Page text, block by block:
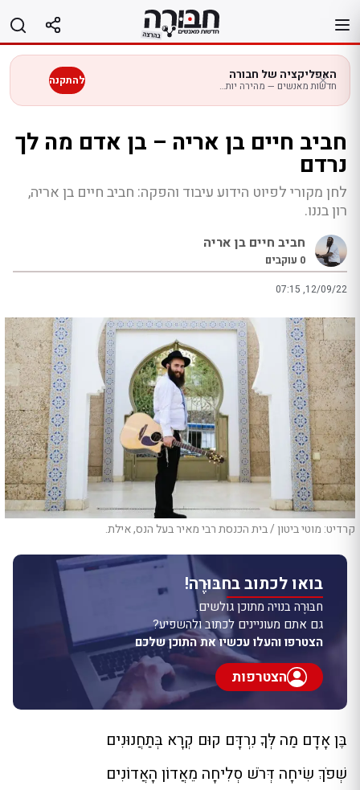
לתוכן
האפליקציה של חבורה
חדשות מאנשים — מהירה יותר בנייד להתקנה
חביב חיים בן אריה – בן אדם מה לך
נרדם
לחן מקורי לפיוט הידוע עיבוד והפקה: חביב חיים בן אריה,
רון בננו.
חביב חיים בן אריה
0 עוקבים
07:15 ,12/09/22
קרדיט: מוטי ביטון / בית הכנסת רבי מאיר בעל הנס, אילת.
בואו לכתוב בחבּוּרֶה!
חבּוּרֶה בנויה מתוכן גולשים.
גם אתם מעוניינים לכתוב ולהשפיע?
הצטרפו והעלו עכשיו את התוכן שלכם
הצטרפות
בֶּן אָדָם מַה לְּךָ נִרְדָּם קוּם קְרָא בְּתַחֲנוּנִים
שְׁפֹךְ שִׂיחָה דְּרֹשׁ סְלִיחָה מֵאֲדוֹן הָאֲדוֹנִים